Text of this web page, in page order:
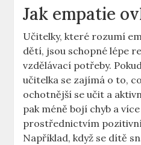
Jak empatie
Učitelky, které rozumí
dětí, jsou schopné lépe
vzdělávací potřeby.
učitelka se zajímá o ⁣to,
ochotnější se​ učit ‌a
pak méně bojí chyb a
prostřednictvím
Například, když⁤ se dítě